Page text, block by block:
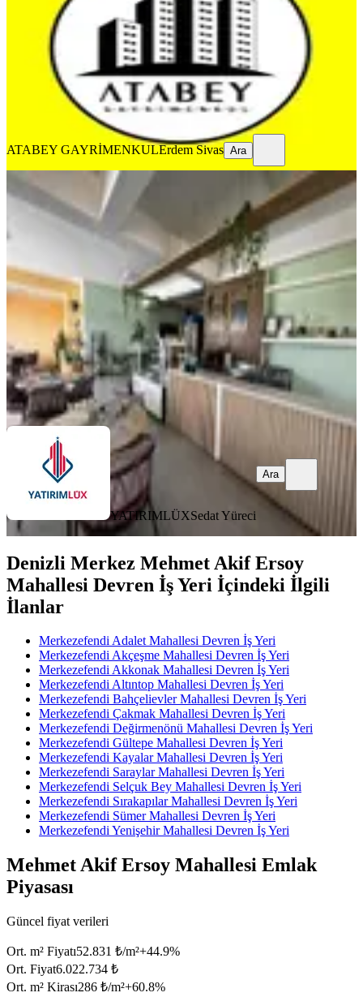
150 m²
Yüksek giriş· 22.08.2025
1.300.000 ₺1.500.000 ₺
ATABEY GAYRİMENKULErdem Sivas
ATABEY GAYRİMENKULErdem Sivas Ara
Yatırımlüx'ten Mehmet Akif Ersoy
Mh. Devren Kiralık Dükkan
Merkezefendi, Mehmet Akif Ersoy Mahallesi
341 m²· Düz Giriş (Zemin)·15.05.2026
4.000.000 ₺4.300.000 ₺
YATIRIMLÜXSedat Yüreci
Ara
YATIRIMLÜXSedat Yüreci
Ara
Denizli Merkez Mehmet Akif Ersoy
Mahallesi Devren İş Yeri İçindeki İlgili
İlanlar
Merkezefendi Adalet Mahallesi Devren İş Yeri
Merkezefendi Akçeşme Mahallesi Devren İş Yeri
Merkezefendi Akkonak Mahallesi Devren İş Yeri
Merkezefendi Altıntop Mahallesi Devren İş Yeri
Merkezefendi Bahçelievler Mahallesi Devren İş Yeri
Merkezefendi Çakmak Mahallesi Devren İş Yeri
Merkezefendi Değirmenönü Mahallesi Devren İş Yeri
Merkezefendi Gültepe Mahallesi Devren İş Yeri
Merkezefendi Kayalar Mahallesi Devren İş Yeri
Merkezefendi Saraylar Mahallesi Devren İş Yeri
Merkezefendi Selçuk Bey Mahallesi Devren İş Yeri
Merkezefendi Sırakapılar Mahallesi Devren İş Yeri
Merkezefendi Sümer Mahallesi Devren İş Yeri
Merkezefendi Yenişehir Mahallesi Devren İş Yeri
Mehmet Akif Ersoy Mahallesi Emlak
Piyasası
Güncel fiyat verileri
Ort. m² Fiyatı52.831 ₺/m²+44.9%
Ort. Fiyat6.022.734 ₺
Ort. m² Kirası286 ₺/m²+60.8%